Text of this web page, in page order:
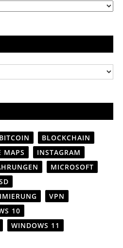
BITCOIN
BLOCKCHAIN
MAPS
INSTAGRAM
MICROSOFT
VPN
10
WINDOWS 11